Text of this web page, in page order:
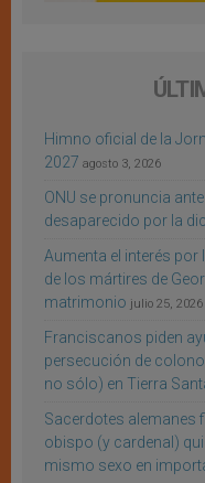
Himno oficial de la
2027 agosto 3, 2026
ONU se pronuncia
desaparecido por la
Aumenta el interés
de los mártires de
matrimonio julio 25, 2026
Franciscanos piden
persecución de
no sólo) en Tierra
Sacerdotes alemanes
obispo (y cardenal)
mismo sexo en